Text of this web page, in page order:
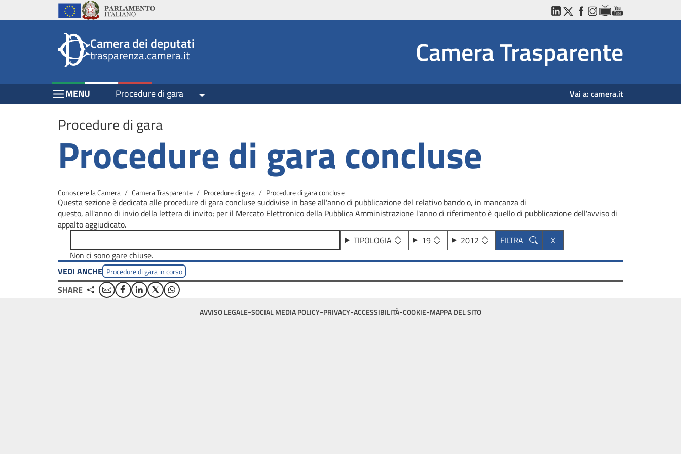
Salta al contenuto principale
Salta al menu di navigazione
top
Istituzioni
Unione EuropeaParlamento Italiano LinkedInTwitterFacebookInstagram
WebTVYouTube
Camera dei deputati
trasparenza.camera.it Camera Trasparente
Menu Bar block
MENU Procedure di gara Toggle Dropdown Vai a: camera.it
Procedure di gara
Procedure di gara concluse
Briciole di pane
Conoscere la Camera Camera Trasparente Procedure di gara Procedure di gara concluse
Questa sezione è dedicata alle procedure di gara concluse suddivise in base all'anno di pubblicazione del relativo bando o, in mancanza di
questo, all'anno di invio della lettera di invito; per il Mercato Elettronico della Pubblica Amministrazione l'anno di riferimento è quello di pubblicazione dell'avviso di
appalto aggiudicato.
TIPOLOGIA
19
2012
Non ci sono gare chiuse.
VEDI ANCHE Procedure di gara in corso
SHARE EmailFacebookLinkedinTwitterWhatsApp
AVVISO LEGALE SOCIAL MEDIA POLICY PRIVACY ACCESSIBILITÀ COOKIE MAPPA DEL SITO
Salta al contenuto principale
Salta al menu di navigazione
Vai a inizio pagina